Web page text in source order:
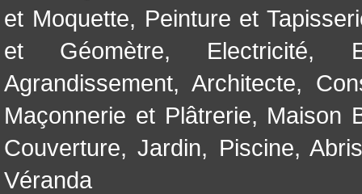
et Moquette, Peinture et
et Géomètre, Electricité,
Agrandissement, Architecte,
Maçonnerie et Plâtrerie, Maison
Couverture,Jardin, Piscine,
Véranda